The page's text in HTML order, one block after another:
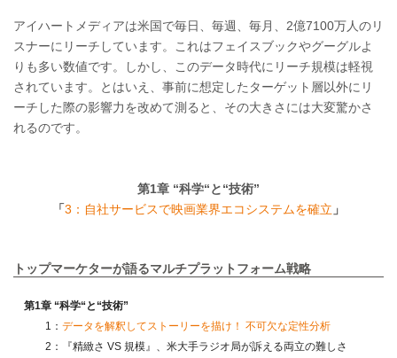
アイハートメディアは米国で毎日、毎週、毎月、2億7100万人のリ
スナーにリーチしています。これはフェイスブックやグーグルよ
りも多い数値です。しかし、このデータ時代にリーチ規模は軽視
されています。とはいえ、事前に想定したターゲット層以外にリ
ーチした際の影響力を改めて測ると、その大きさには大変驚かさ
れるのです。
第1章 “科学“と“技術”
「 3：自社サービスで映画業界エコシステムを確立 」
トップマーケターが語るマルチプラットフォーム戦略
第1章 “科学“と“技術”
1： データを解釈してストーリーを描け！ 不可欠な定性分析
2：『精緻さ VS 規模』、米大手ラジオ局が訴える両立の難しさ